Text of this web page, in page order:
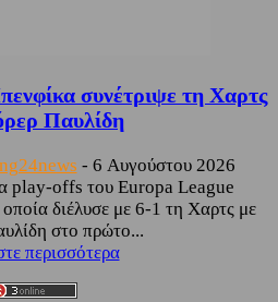
συνέτριψε τη Χαρτς
Παυλίδη
- 6 Αυγούστου 2026
play-offs του Europa League
διέλυσε με 6-1 τη Χαρτς με
στο πρώτο...
περισσότερα